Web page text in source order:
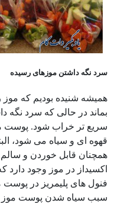
سرد نگه داشتن موزهای رسیده
همیشه شنیده بودیم که موز
بماند در حالی که سرد
سریع تر خراب شود. پوست
قهوه ای و سیاه می شود،
همچنان قابل خوردن و سالم
اکسیداز در موز وجود
فنول های پلیمریز در پوست
سبب سیاه شدن پوست موز